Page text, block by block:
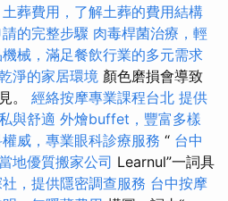
土葬費用，了解土葬的費用結構
的完整步驟 肉毒桿菌治療，輕
械，滿足餐飲行業的多元需求
淨的家居環境 顏色磨損會導致
。 經絡按摩專業課程台北 提供
與舒適 外燴buffet，豐富多樣
威，專業眼科診療服務 “ 台中
地優質搬家公司 Learnul”一詞具
，提供隱密調查服務 台中按摩